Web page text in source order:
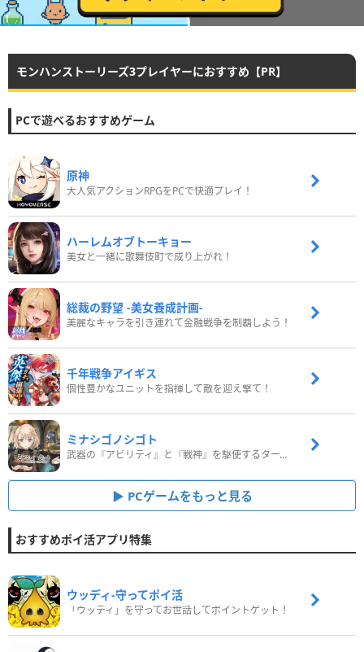
モンハンストーリーズ3プレイヤーにおすすめ【PR】
PCで遊べるおすすめゲーム
原神
大人気アクションRPGをPCで快適プレイ！
ハーレムオブトーキョー
美女と一緒に歌舞伎町で成り上がれ！
総裁の野望 -美女養成計画-
美麗なキャラを引き連れて金融戦争を制覇しよう！
千年戦争アイギス
個性豊かなユニットを指揮して敵を迎え撃て！
ミナシゴノシゴト
武器の『アビリティ』と『戦神』を駆使するターン制コマンドバトルRPG！
PCゲームをもっと見る
おすすめポイ活アプリ特集
ウッディ‐守ってポイ活
「ウッディ」を守ってお世話してポイントゲット！